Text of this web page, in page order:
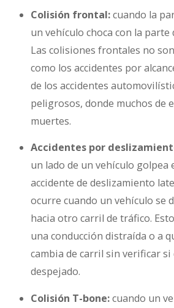
Colisión frontal:cuando la
un vehículo choca con la
Las colisiones frontales no
como los accidentes por
de los accidentes
peligrosos, donde muchos de
muertes.
Accidentes por
un lado de un vehículo golpea
accidente de deslizamiento
ocurre cuando un vehículo se
hacia otro carril de tráfico.
una conducción distraída o a
cambia de carril sin verificar
despejado.
Colisión T-bone:cuando un